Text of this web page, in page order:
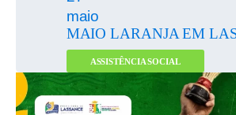
maio
MAIO LARANJA EM
ASSISTÊNCIA SOCIAL